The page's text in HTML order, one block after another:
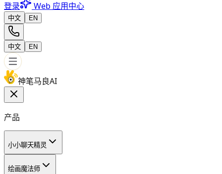
登录
Web 应用中心
中文 EN
中文 EN
神笔马良AI
产品
小小聊天精灵
绘画魔法师